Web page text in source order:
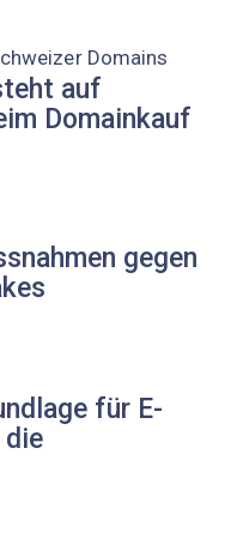
Domains
auf
Domainkauf
gegen
für E-